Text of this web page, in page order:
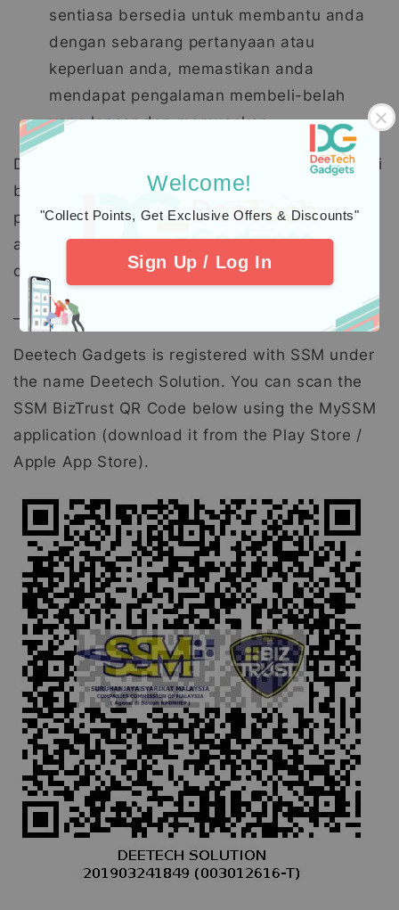
Welcome!
"Collect Points, Get Exclusive Offers & Discounts"
Sign Up / Log In
sentiasa bersedia untuk membantu anda
dengan sebarang pertanyaan atau
keperluan anda, memastikan anda
mendapat pengalaman membeli-belah
yang lancar dan memuaskan.
Dengan tagline kami, "Your Tech Solution", kami
berusaha untuk membantu anda mencari
produk yang tepat untuk keperluan teknologi
anda, menjadikan kehidupan anda lebih mudah
dan produktif.
______
Deetech Gadgets is registered with SSM under
the name Deetech Solution. You can scan the
SSM BizTrust QR Code below using the MySSM
application (download it from the Play Store /
Apple App Store).